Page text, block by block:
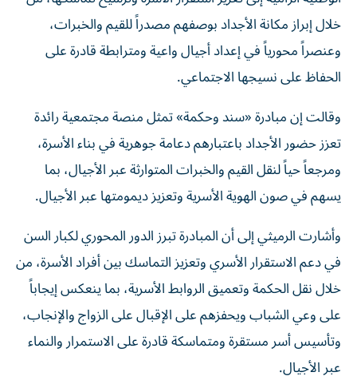
خلال إبراز مكانة الأجداد بوصفهم مصدراً للقيم والخبرات،
وعنصراً محورياً في إعداد أجيال واعية ومترابطة قادرة على
الحفاظ على نسيجها الاجتماعي.
وقالت إن مبادرة «سند وحكمة» تمثل منصة مجتمعية رائدة
تعزز حضور الأجداد باعتبارهم دعامة جوهرية في بناء الأسرة،
ومرجعاً حياً لنقل القيم والخبرات المتوارثة عبر الأجيال، بما
يسهم في صون الهوية الأسرية وتعزيز ديمومتها عبر الأجيال.
وأشارت الرميثي إلى أن المبادرة تبرز الدور المحوري لكبار السن
في دعم الاستقرار الأسري وتعزيز التماسك بين أفراد الأسرة، من
خلال نقل الحكمة وتعميق الروابط الأسرية، بما ينعكس إيجاباً
على وعي الشباب ويحفزهم على الإقبال على الزواج والإنجاب،
وتأسيس أسر مستقرة ومتماسكة قادرة على الاستمرار والنماء
عبر الأجيال.